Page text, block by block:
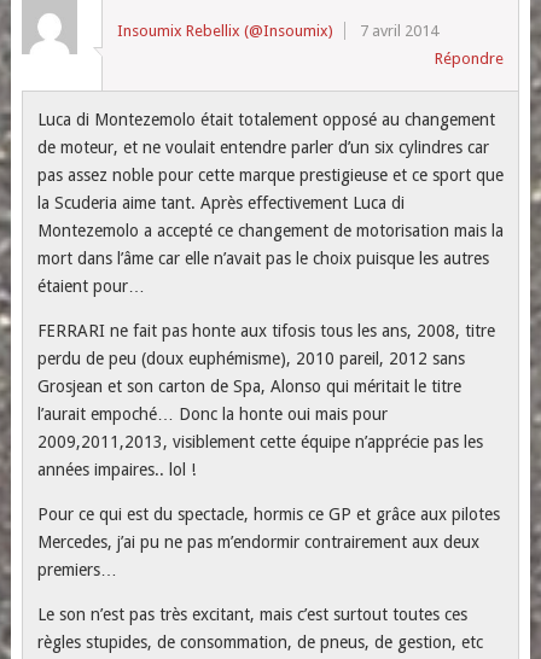
Insoumix Rebellix (@Insoumix)
7 avril 2014
Répondre
Luca di Montezemolo était totalement opposé au changement
de moteur, et ne voulait entendre parler d’un six cylindres car
pas assez noble pour cette marque prestigieuse et ce sport que
la Scuderia aime tant. Après effectivement Luca di
Montezemolo a accepté ce changement de motorisation mais la
mort dans l’âme car elle n’avait pas le choix puisque les autres
étaient pour…
FERRARI ne fait pas honte aux tifosis tous les ans, 2008, titre
perdu de peu (doux euphémisme), 2010 pareil, 2012 sans
Grosjean et son carton de Spa, Alonso qui méritait le titre
l’aurait empoché… Donc la honte oui mais pour
2009,2011,2013, visiblement cette équipe n’apprécie pas les
années impaires.. lol !
Pour ce qui est du spectacle, hormis ce GP et grâce aux pilotes
Mercedes, j’ai pu ne pas m’endormir contrairement aux deux
premiers…
Le son n’est pas très excitant, mais c’est surtout toutes ces
règles stupides, de consommation, de pneus, de gestion, etc